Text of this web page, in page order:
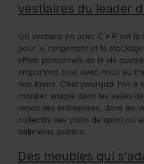
vestiaires du leader
Un vestiaire en acier C + P est la
pour le rangement et le
effets personnels de la vie
emportons tous avec nous au
nos loisirs. C’est pourquoi l’on a
mobilier adapté dans les salles
repos des entreprises, dans les
collectifs des clubs de sport ou
bâtiments publics.
Des meubles qui